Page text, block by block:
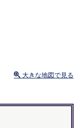
大きな地図で見る